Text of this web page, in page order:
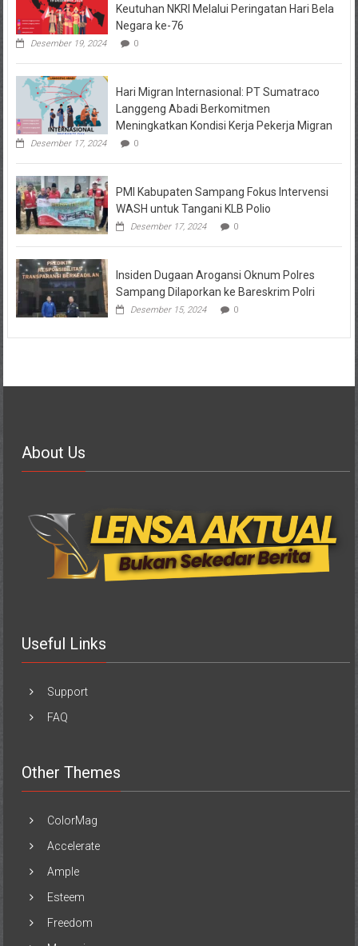
Keutuhan NKRI Melalui Peringatan Hari Bela
Negara ke-76
Desember 19, 2024 0
Hari Migran Internasional: PT Sumatraco
Langgeng Abadi Berkomitmen
Meningkatkan Kondisi Kerja Pekerja Migran
Desember 17, 2024 0
PMI Kabupaten Sampang Fokus Intervensi
WASH untuk Tangani KLB Polio
Desember 17, 2024 0
Insiden Dugaan Arogansi Oknum Polres
Sampang Dilaporkan ke Bareskrim Polri
Desember 15, 2024 0
About Us
Useful Links
Support
FAQ
Other Themes
ColorMag
Accelerate
Ample
Esteem
Freedom